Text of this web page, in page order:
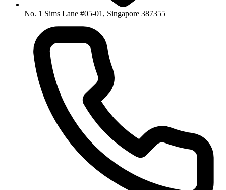
No. 1 Sims Lane #05-01, Singapore 387355